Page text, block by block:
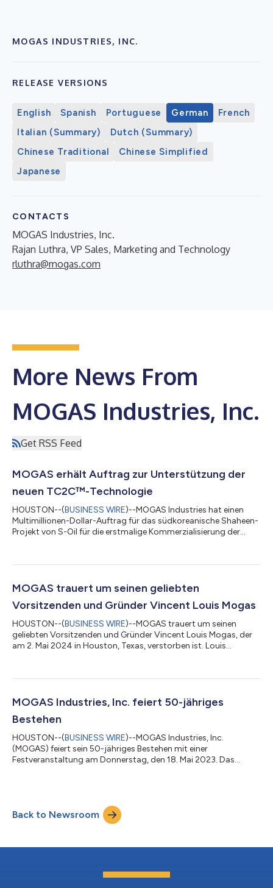
MOGAS INDUSTRIES, INC.
RELEASE VERSIONS
English Spanish Portuguese German
French
Italian (Summary)
Dutch (Summary)
Chinese Traditional
Chinese Simplified
Japanese
CONTACTS
MOGAS Industries, Inc.
Rajan Luthra, VP Sales, Marketing and Technology
rluthra@mogas.com
More News From
MOGAS Industries, Inc.
Get RSS Feed
MOGAS erhält Auftrag zur Unterstützung der
neuen TC2C™-Technologie
HOUSTON--(BUSINESS WIRE)--MOGAS Industries hat einen
Multimillionen-Dollar-Auftrag für das südkoreanische Shaheen-
Projekt von S-Oil für die erstmalige Kommerzialisierung der
wandelt ganze Rohöl- und andere Raffinerie-Ströme in
einen der größten Steamcracker der Welt. Auf der Grundlage
früherer Projekterfolge für das Ebullated Bed...
MOGAS trauert um seinen geliebten
Vorsitzenden und Gründer Vincent Louis Mogas
HOUSTON--(BUSINESS WIRE)--MOGAS trauert um seinen
geliebten Vorsitzenden und Gründer Vincent Louis Mogas, der
am 2. Mai 2024 in Houston, Texas, verstorben ist. Louis
für Güte stand. MOGAS Industries wurde im Mai 1973
kaufte. Bald darauf erwarb er die Rechte zur Wartung und
Herstellung von Kugelhähnen von Cameron Iron Works. Unter
der Führu...
MOGAS Industries, Inc. feiert 50-jähriges
Bestehen
HOUSTON--(BUSINESS WIRE)--MOGAS Industries, Inc.
(MOGAS) feiert sein 50-jähriges Bestehen mit einer
Festveranstaltung am Donnerstag, den 18. Mai 2023. Das
Anwendungen in den Bereichen Energie, Bergbau, Raffinerie,
Petrochemie/Chemie, Öl und Gas sowie Spezialanwendungen
gemacht. Zu den wichtigsten Geschäftsberei...
Back to Newsroom